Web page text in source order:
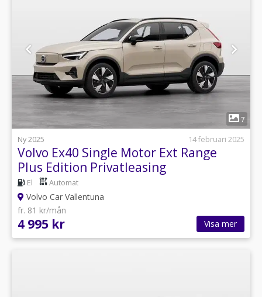
7
Ny 2025
14 februari 2025
Volvo Ex40 Single Motor Ext Range
Plus Edition Privatleasing
El Automat
Volvo Car Vallentuna
fr. 81 kr/mån
4 995 kr Visa mer